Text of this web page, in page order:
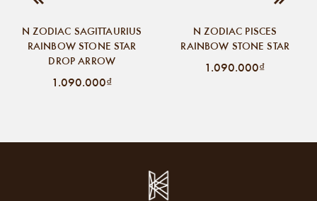
N ZODIAC SAGITTAURIUS
RAINBOW STONE STAR
DROP ARROW
1.090.000₫
N ZODIAC PISCES
RAINBOW STONE STAR
1.090.000₫